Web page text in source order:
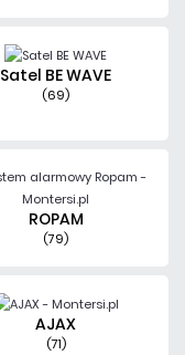
Satel BE WAVE
(69)
ROPAM
(79)
AJAX
(71)